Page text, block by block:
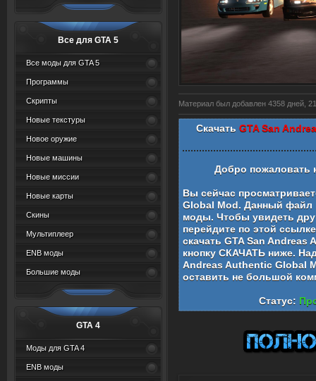
Все для GTA 5
Все моды для GTA 5
Программы
Скрипты
Новые текстуры
Новое оружие
Новые машины
Новые миссии
Новые карты
Скины
Мультиплеер
ENB моды
Большие моды
GTA 4
Моды для GTA 4
ENB моды
Материал был добавлен 4358 дней,
Скачать GTA San
Добро пожаловать
Вы сейчас
Global Mod. Данный файл
моды. Чтобы увидеть
перейдите по этой
скачать GTA San Andreas
кнопку СКАЧАТЬ ниже.
Andreas Authentic Global
оставить не большой
Статус: